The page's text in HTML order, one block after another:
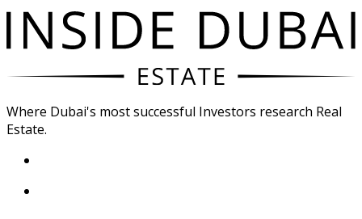
Where Dubai's most successful Investors research Real
Estate.